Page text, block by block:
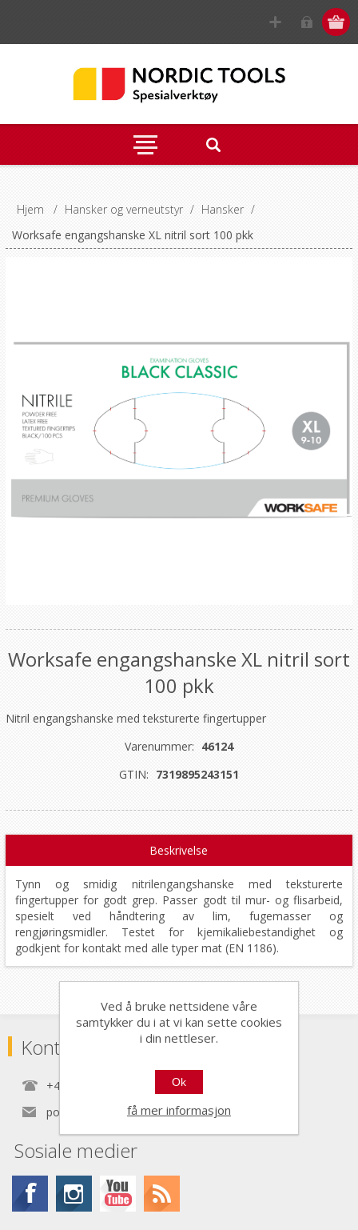
Hjem / Hansker og verneutstyr / Hansker /
Worksafe engangshanske XL nitril sort 100 pkk
Worksafe engangshanske XL nitril sort
100 pkk
Nitril engangshanske med teksturerte fingertupper
Varenummer: 46124
GTIN: 7319895243151
Beskrivelse
Tynn og smidig nitril­engangshanske med teksturerte
fingertupper for godt grep. Passer godt til mur- og flisarbeid,
spesielt ved håndtering av lim, fugemasser og
rengjøringsmidler. Testet for kjemikaliebestandighet og
godkjent for kontakt med alle typer mat (EN 1186).
Kontaktinformasjon
+47 22 30 40 70
post@nordictools.no
Sosiale medier
Ved å bruke nettsidene våre
samtykker du i at vi kan sette cookies
i din nettleser.
Ok
få mer informasjon